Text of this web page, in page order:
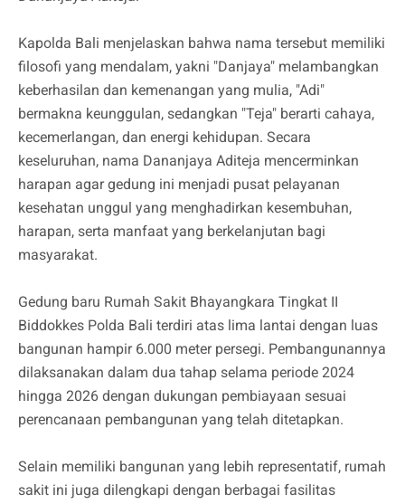
Kapolda Bali menjelaskan bahwa nama tersebut memiliki
filosofi yang mendalam, yakni "Danjaya" melambangkan
keberhasilan dan kemenangan yang mulia, "Adi"
bermakna keunggulan, sedangkan "Teja" berarti cahaya,
kecemerlangan, dan energi kehidupan. Secara
keseluruhan, nama Dananjaya Aditeja mencerminkan
harapan agar gedung ini menjadi pusat pelayanan
kesehatan unggul yang menghadirkan kesembuhan,
harapan, serta manfaat yang berkelanjutan bagi
masyarakat.
Gedung baru Rumah Sakit Bhayangkara Tingkat II
Biddokkes Polda Bali terdiri atas lima lantai dengan luas
bangunan hampir 6.000 meter persegi. Pembangunannya
dilaksanakan dalam dua tahap selama periode 2024
hingga 2026 dengan dukungan pembiayaan sesuai
perencanaan pembangunan yang telah ditetapkan.
Selain memiliki bangunan yang lebih representatif, rumah
sakit ini juga dilengkapi dengan berbagai fasilitas